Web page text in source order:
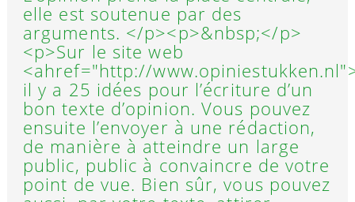
elle est soutenue par des
arguments. </p><p>&nbsp;</p>
<p>Sur le site web
<ahref="http://
il y a 25 idées pour l’écriture d’un
bon texte d’opinion. Vous pouvez
ensuite l’envoyer à une rédaction,
de manière à atteindre un large
public, public à convaincre de votre
point de vue. Bien sûr, vous pouvez